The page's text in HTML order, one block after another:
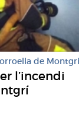
de Montgrí
l’incendi